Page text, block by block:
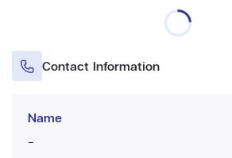
Contact Information
Name
-